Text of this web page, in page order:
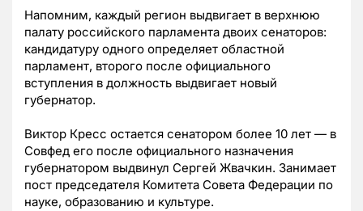
Напомним, каждый регион выдвигает в верхнюю
палату российского парламента двоих сенаторов:
кандидатуру одного определяет областной
парламент, второго после официального
вступления в должность выдвигает новый
губернатор.
Виктор Кресс остается сенатором более 10 лет — в
Совфед его после официального назначения
губернатором выдвинул Сергей Жвачкин. Занимает
пост председателя Комитета Совета Федерации по
науке, образованию и культуре.